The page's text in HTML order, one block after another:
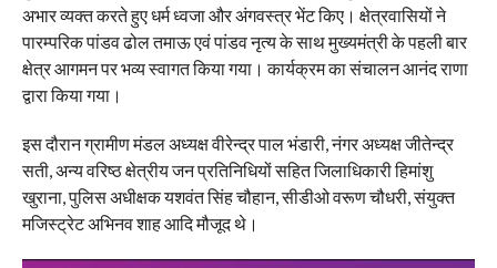
अभार व्यक्त करते हुए धर्म ध्वजा और अंगवस्त्र भेंट किए। क्षेत्रवासियों ने
पारम्परिक पांडव ढोल तमाऊ एवं पांडव नृत्य के साथ मुख्यमंत्री के पहली बार
क्षेत्र आगमन पर भव्य स्वागत किया गया। कार्यक्रम का संचालन आनंद राणा
द्वारा किया गया।
इस दौरान ग्रामीण मंडल अध्यक्ष वीरेन्द्र पाल भंडारी, नंगर अध्यक्ष जीतेन्द्र
सती, अन्य वरिष्ठ क्षेत्रीय जन प्रतिनिधियों सहित जिलाधिकारी हिमांशु
खुराना, पुलिस अधीक्षक यशवंत सिंह चौहान, सीडीओ वरूण चौधरी, संयुक्त
मजिस्ट्रेट अभिनव शाह आदि मौजूद थे।